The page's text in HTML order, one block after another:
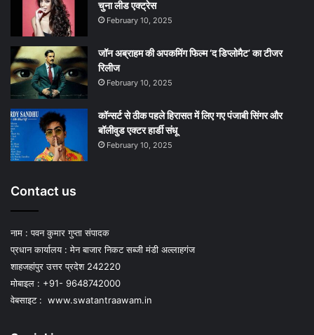
चुना लीड एक्‍ट्रेस
February 10, 2025
जॉन अब्राहम की अपकमिंग फिल्म ‘द डिप्लोमैट’ का टीजर
रिलीज
February 10, 2025
कॉन्सर्ट से ठीक पहले हिरासत में लिए गए पंजाबी सिंगर और
बॉलीवुड एक्टर हार्डी संधू
February 10, 2025
Contact us
नाम : पवन कुमार गुप्ता संपादक
प्रधान कार्यालय : मेन बाजार निकट सब्जी मंडी अल्लाहगंज
शाहजहांपुर उत्तर प्रदेश 242220
मोबाइल : +91- 9648742000
वेबसाइट : www.swatantraawam.in